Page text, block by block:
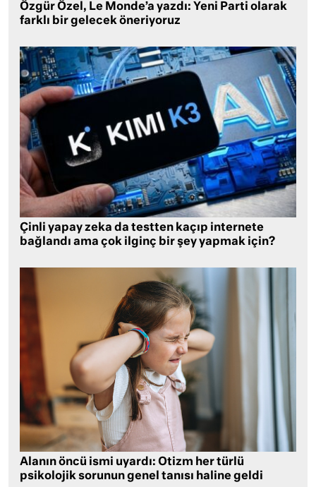
Özgür Özel, Le Monde’a yazdı: Yeni Parti olarak
farklı bir gelecek öneriyoruz
Çinli yapay zeka da testten kaçıp internete
bağlandı ama çok ilginç bir şey yapmak için?
Alanın öncü ismi uyardı: Otizm her türlü
psikolojik sorunun genel tanısı haline geldi